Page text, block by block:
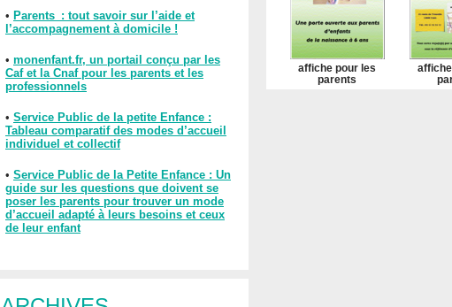
• Parents : tout savoir sur l’aide et
l’accompagnement à domicile !
• monenfant.fr, un portail conçu par les
Caf et la Cnaf pour les parents et les
professionnels
• Service Public de la petite Enfance :
Tableau comparatif des modes d’accueil
individuel et collectif
• Service Public de la Petite Enfance : Un
guide sur les questions que doivent se
poser les parents pour trouver un mode
d’accueil adapté à leurs besoins et ceux
de leur enfant
affiche pour les
parents